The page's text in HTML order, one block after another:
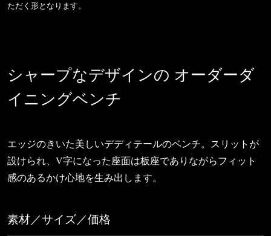
ただく形となります。
シャープなデザインの オーダーダ
イニングベンチ
エッジのきいた美しいデディテールのベンチ。スリットが
設けられ、V字になった座面は板座でありながらフィット
感のあるかけ心地を生み出します。
素材／サイズ／価格